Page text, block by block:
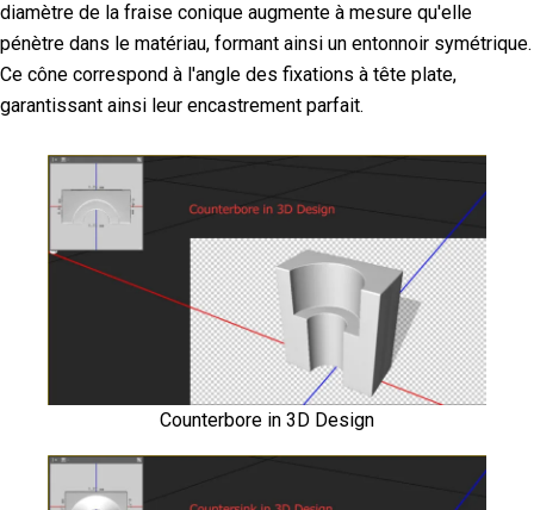
diamètre de la fraise conique augmente à mesure qu'elle
pénètre dans le matériau, formant ainsi un entonnoir symétrique.
Ce cône correspond à l'angle des fixations à tête plate,
garantissant ainsi leur encastrement parfait.
Counterbore in 3D Design